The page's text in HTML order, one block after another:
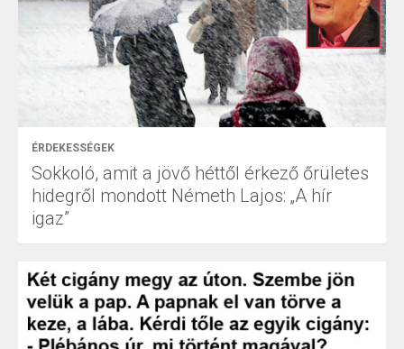
ÉRDEKESSÉGEK
Sokkoló, amit a jövő héttől érkező őrületes
hidegről mondott Németh Lajos: „A hír
igaz”